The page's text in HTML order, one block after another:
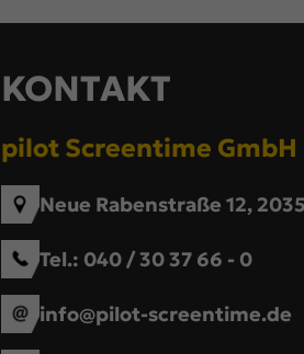
KONTAKT
pilot Screentime GmbH
Neue Rabenstraße 12,
Tel.: 040 / 30 37 66 - 0
info@pilot-screentime.de